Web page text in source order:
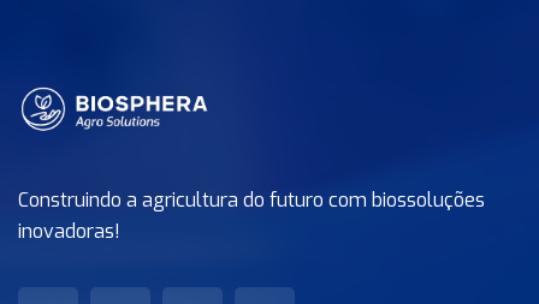
Construindo a agricultura do futuro com biossoluções
inovadoras!